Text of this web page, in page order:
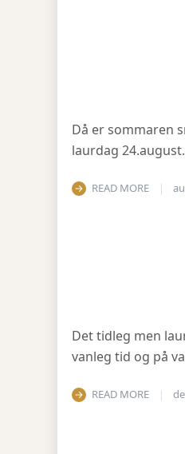
Då er sommaren
laurdag
READ MORE
Det tidleg men
vanleg tid og på
READ MORE